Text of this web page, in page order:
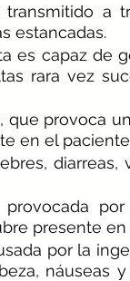
transmitido a
estancadas.
es capaz de
rara vez
provoca
en el paciente
por
presente en
por la
náuseas